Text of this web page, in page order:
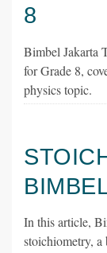
8
Bimbel Jakarta
for Grade 8,
physics topic.
In this article,
stoichiometry, a